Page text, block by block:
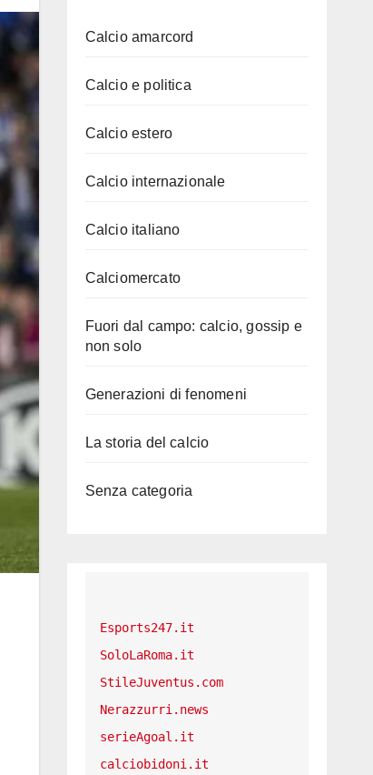
Calcio amarcord
Calcio e politica
Calcio estero
Calcio internazionale
Calcio italiano
Calciomercato
Fuori dal campo: calcio, gossip e
non solo
Generazioni di fenomeni
La storia del calcio
Senza categoria
Esports247.it
SoloLaRoma.it
StileJuventus.com
Nerazzurri.news
serieAgoal.it
calciobidoni.it